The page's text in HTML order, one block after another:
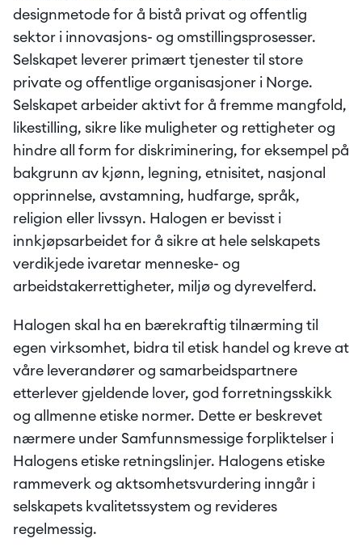
designmetode for å bistå privat og offentlig
sektor i innovasjons- og omstillingsprosesser.
Selskapet leverer primært tjenester til store
private og offentlige organisasjoner i Norge.
Selskapet arbeider aktivt for å fremme mangfold,
likestilling, sikre like muligheter og rettigheter og
hindre all form for diskriminering, for eksempel på
bakgrunn av kjønn, legning, etnisitet, nasjonal
opprinnelse, avstamning, hudfarge, språk,
religion eller livssyn. Halogen er bevisst i
innkjøpsarbeidet for å sikre at hele selskapets
verdikjede ivaretar menneske- og
arbeidstakerrettigheter, miljø og dyrevelferd.
Halogen skal ha en bærekraftig tilnærming til
egen virksomhet, bidra til etisk handel og kreve at
våre leverandører og samarbeidspartnere
etterlever gjeldende lover, god forretningsskikk
og allmenne etiske normer. Dette er beskrevet
nærmere under Samfunnsmessige forpliktelser i
Halogens etiske retningslinjer. Halogens etiske
rammeverk og aktsomhetsvurdering inngår i
selskapets kvalitetssystem og revideres
regelmessig.